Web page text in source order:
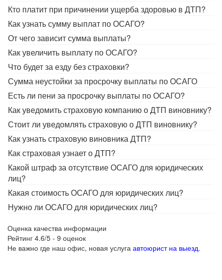
Кто платит при причинении ущерба здоровью в ДТП?
Как узнать сумму выплат по ОСАГО?
От чего зависит сумма выплаты?
Как увеличить выплату по ОСАГО?
Что будет за езду без страховки?
Сумма неустойки за просрочку выплаты по ОСАГО
Есть ли пени за просрочку выплаты по ОСАГО?
Как уведомить страховую компанию о ДТП виновнику?
Стоит ли уведомлять страховую о ДТП виновнику?
Как узнать страховую виновника ДТП?
Как страховая узнает о ДТП?
Какой штраф за отсутствие ОСАГО для юридических
лиц?
Какая стоимость ОСАГО для юридических лиц?
Нужно ли ОСАГО для юридических лиц?
Оценка качества информации
Рейтинг 4.6/5 - 9 оценок
Не важно где наш офис, новая услуга автоюрист на выезд.